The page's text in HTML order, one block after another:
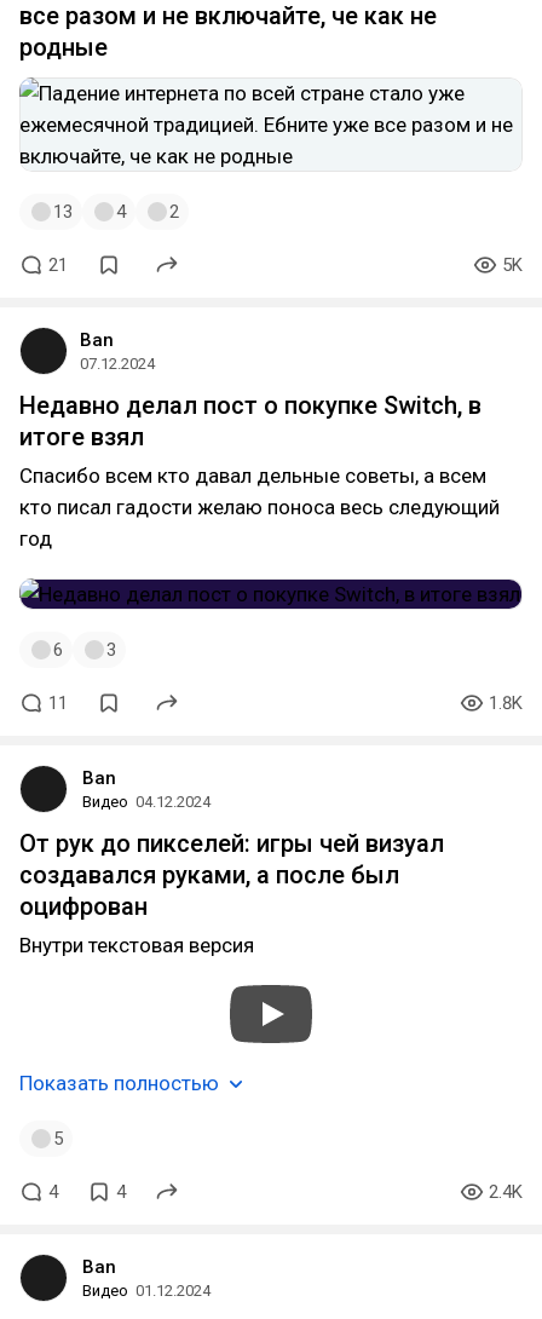
все разом и не включайте, че как не
родные
13 4 2
21 5K
Ban
07.12.2024
Недавно делал пост о покупке Switch, в
итоге взял
Спасибо всем кто давал дельные советы, а всем
кто писал гадости желаю поноса весь следующий
год
6 3
11 1.8K
Ban
Видео 04.12.2024
От рук до пикселей: игры чей визуал
создавался руками, а после был
оцифрован
Внутри текстовая версия
Показать полностью
5
4 4 2.4K
Ban
Видео 01.12.2024